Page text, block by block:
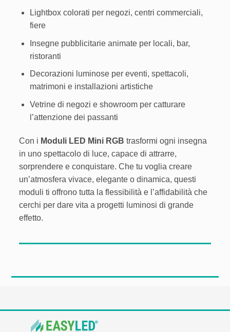
Lightbox colorati per negozi, centri commerciali,
fiere
Insegne pubblicitarie animate per locali, bar,
ristoranti
Decorazioni luminose per eventi, spettacoli,
matrimoni e installazioni artistiche
Vetrine di negozi e showroom per catturare
l’attenzione dei passanti
Con i Moduli LED Mini RGB trasformi ogni insegna
in uno spettacolo di luce, capace di attrarre,
sorprendere e conquistare. Che tu voglia creare
un’atmosfera vivace, elegante o dinamica, questi
moduli ti offrono tutta la flessibilità e l’affidabilità che
cerchi per dare vita a progetti luminosi di grande
effetto.